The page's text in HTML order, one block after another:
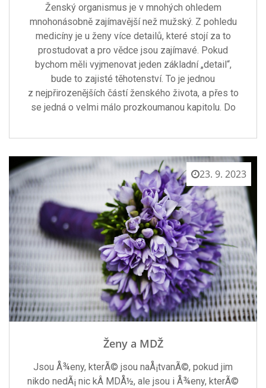
Ženský organismus je v mnohých ohledem
mnohonásobně zajímavější než mužský. Z pohledu
medicíny je u ženy více detailů, které stojí za to
prostudovat a pro vědce jsou zajímavé. Pokud
bychom měli vyjmenovat jeden základní „detail“,
bude to zajisté těhotenství. To je jednou
z nejpřirozenějších částí ženského života, a přes to
se jedná o velmi málo prozkoumanou kapitolu. Do
23. 9. 2023
Ženy a MDŽ
Jsou Å¾eny, kterÃ© jsou naÅ¡tvanÃ©, pokud jim
nikdo nedÃ¡ nic kÂ MDÅ½, ale jsou i Å¾eny, kterÃ©